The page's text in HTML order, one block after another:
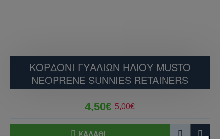
ΚΟΡΔΟΝΙ ΓΥΑΛΙΩΝ ΗΛΙΟΥ MUSTO
NEOPRENE SUNNIES RETAINERS
4,50€ 5,00€
ΚΑΛΆΘΙ